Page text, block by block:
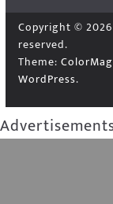
Copyright © 2026
reserved.
Theme:
WordPress.